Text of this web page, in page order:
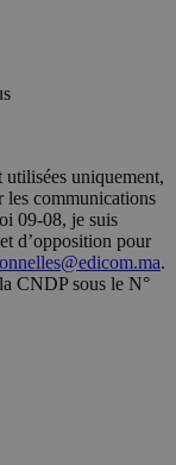
utilisées uniquement,
les communications
09-08, je suis
d’opposition pour
.
CNDP sous le N°